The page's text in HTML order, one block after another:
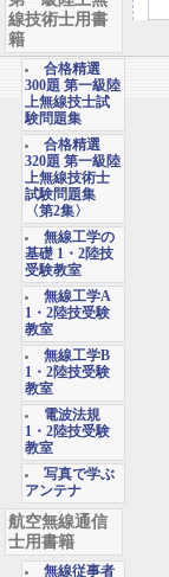
線技術士用書
籍
合格精選
300題 第一級陸
上無線技士試
験問題集
合格精選
320題 第一級陸
上無線技術士
試験問題集
〈第2集〉
無線工学の
基礎 1・2陸技
受験教室
無線工学A
1・2陸技受験
教室
無線工学B
1・2陸技受験
教室
電波法規
1・2陸技受験
教室
写真で学ぶ
アンテナ
航空無線通信
士用書籍
無線従事者